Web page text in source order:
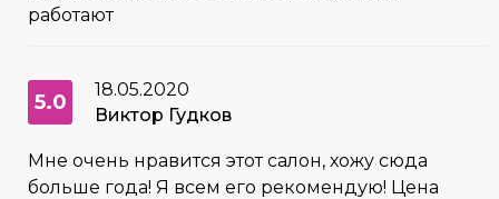
работают
5.0
18.05.2020
Виктор Гудков
Мне очень нравится этот салон, хожу сюда
больше года! Я всем его рекомендую! Цена